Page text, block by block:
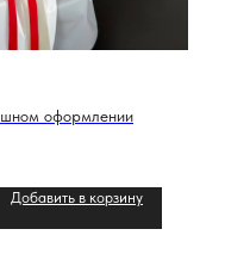
оформлении
Добавить в корзину